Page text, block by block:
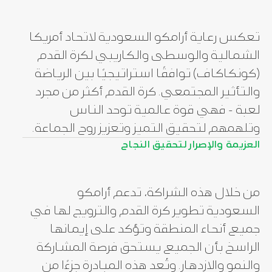
سباق STEM أرامكو 2025
لهذا السبب ندخل في شراكات مع
الاقتصادات والصناعات حول العالم
لمساعدتها على مواجهة أحد أكبر
التحديات التي تواجه البشرية.
ولهذا السبب أيضًا نقدم خبراتنا وابتكاراتنا
المستويات . ولا تقتصر شراكات أرامكو
السعودية على مجرد الرعاية فحسب، بل
تهدف الشركة إلى لعب دور فعال في تعزيز
الابتكار والروح المجتمعية التي تحيى من
أغلق
أوافق على تلقي رسائل تسويقية إلكترونية من أرامكو السعودية وشركاء
موضح في إشعار الخصوصيةإشعار الخصوصية الذي قرأته وفهمته.
إرسال
تعكس رعاية أرامكو السعودية لاتحاد أمريكا
الشمالية والوسطى والكاريبي لكرة القدم
(كونكاكاف) توافقًا استراتيجيًا بين الرياضة
والتأثير المجتمعي. كرة القدم أكثر من مجرد
لعبة - فهي قوة عالمية توحد الناس
وتلهمهم لتحقيق التميز وتعزيز روح الجماعة.
العزيمة والإصرار لتحقيق النجاح
من خلال هذه الشراكة، تدعم أرامكو
السعودية تطوير كرة القدم والترويج لها في
جميع أنحاء المنطقة وتؤكد على إيمانها
الراسخ بأن الجميع يستحق فرصة المشاركة
والنمو والازدهار. وتُعد هذه المبادرة جزءًا من